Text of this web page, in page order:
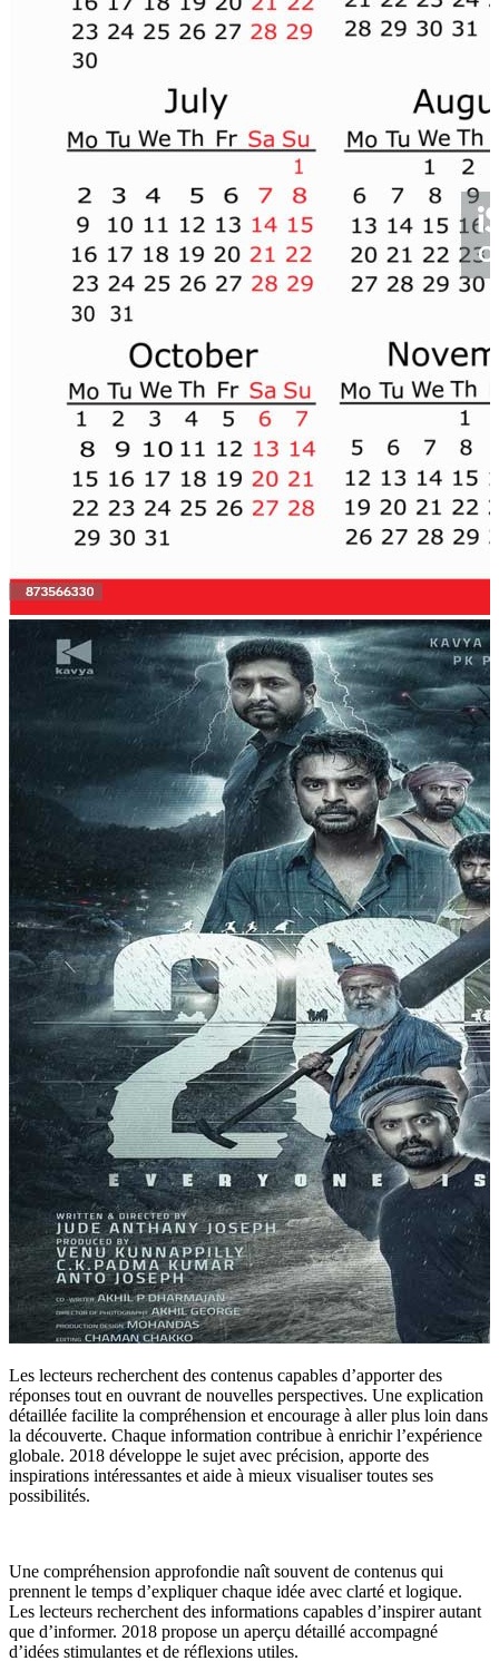
Les lecteurs recherchent des contenus capables d’apporter des
réponses tout en ouvrant de nouvelles perspectives. Une explication
détaillée facilite la compréhension et encourage à aller plus loin dans
la découverte. Chaque information contribue à enrichir l’expérience
globale. 2018 développe le sujet avec précision, apporte des
inspirations intéressantes et aide à mieux visualiser toutes ses
possibilités.
Une compréhension approfondie naît souvent de contenus qui
prennent le temps d’expliquer chaque idée avec clarté et logique.
Les lecteurs recherchent des informations capables d’inspirer autant
que d’informer. 2018 propose un aperçu détaillé accompagné
d’idées stimulantes et de réflexions utiles.